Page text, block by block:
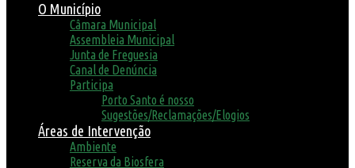
O Município
Câmara Municipal
Assembleia Municipal
Junta de Freguesia
Canal de Denúncia
Participa
Porto Santo é nosso
Sugestões/Reclamações/Elogios
Áreas de Intervenção
Ambiente
Reserva da Biosfera